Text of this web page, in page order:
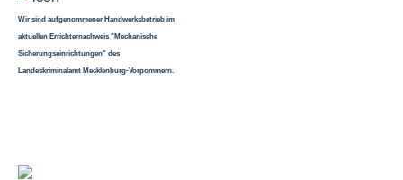
Wir sind aufgenommener Handwerksbetrieb im
aktuellen Errichternachweis "Mechanische
Sicherungseinrichtungen" des
Landeskriminalamt Mecklenburg-Vorpommern.